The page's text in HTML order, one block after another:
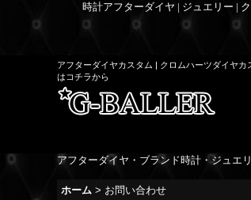
時計アフターダイヤ | ジュエリー |
アフターダイヤカスタム | クロムハーツダイヤ
はコチラから
アフターダイヤ・ブランド時計・ジュエ
ホーム > お問い合わせ